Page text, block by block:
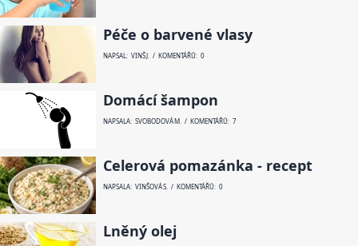
Péče o barvené vlasy
NAPSAL: VINŠ J. / KOMENTÁŘŮ: 0
Domácí šampon
NAPSALA: SVOBODOVÁ M. / KOMENTÁŘŮ: 7
Celerová pomazánka - recept
NAPSALA: VINŠOVÁ S. / KOMENTÁŘŮ: 0
Lněný olej